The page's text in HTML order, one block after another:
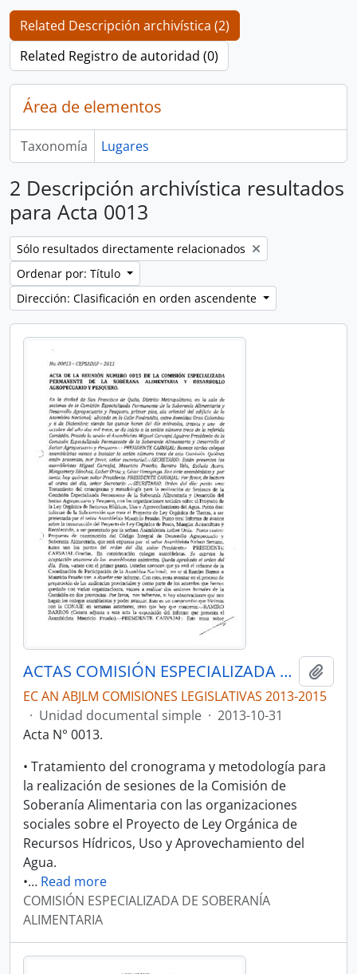
Related Descripción archivística (2)
Related Registro de autoridad (0)
Área de elementos
Taxonomía Lugares
2 Descripción archivística resultados
para Acta 0013
Remove filter:
Sólo resultados directamente relacionados
Ordenar por: Título
Dirección: Clasificación en orden ascendente
ACTAS COMISIÓN ESPECIALIZADA DE SOBERANÍA ALIMENTARIA, DESARROLLO DEL SECTOR AGROPECUARIO Y PESQUERO.
EC AN ABJLM COMISIONES LEGISLATIVAS 2013-2015
· Unidad documental simple · 2013-10-31
Acta N° 0013.
• Tratamiento del cronograma y metodología para
la realización de sesiones de la Comisión de
Soberanía Alimentaria con las organizaciones
sociales sobre el Proyecto de Ley Orgánica de
Recursos Hídricos, Uso y Aprovechamiento del
Agua.
•… Read more
COMISIÓN ESPECIALIZADA DE SOBERANÍA
ALIMENTARIA